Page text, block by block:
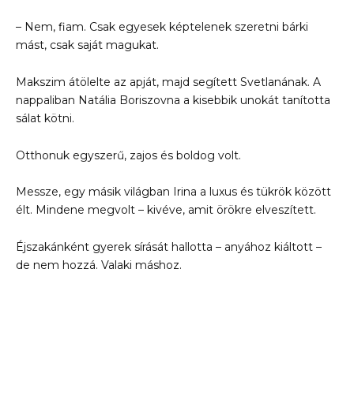
– Nem, fiam. Csak egyesek képtelenek szeretni bárki
mást, csak saját magukat.
Makszim átölelte az apját, majd segített Svetlanának. A
nappaliban Natália Boriszovna a kisebbik unokát tanította
sálat kötni.
Otthonuk egyszerű, zajos és boldog volt.
Messze, egy másik világban Irina a luxus és tükrök között
élt. Mindene megvolt – kivéve, amit örökre elveszített.
Éjszakánként gyerek sírását hallotta – anyához kiáltott –
de nem hozzá. Valaki máshoz.